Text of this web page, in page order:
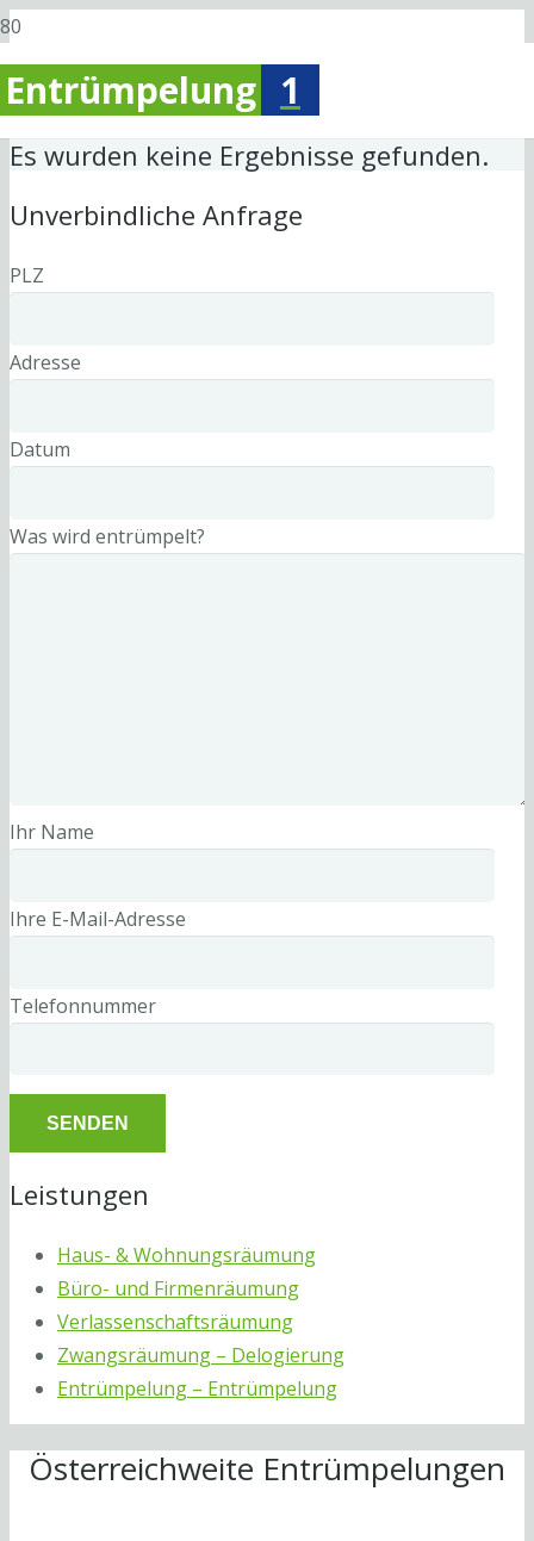
Entrümpelung 1
Es wurden keine Ergebnisse gefunden.
Unverbindliche Anfrage
PLZ
Adresse
Datum
Was wird entrümpelt?
Ihr Name
Ihre E-Mail-Adresse
Telefonnummer
Leistungen
Haus- & Wohnungsräumung
Büro- und Firmenräumung
Verlassenschaftsräumung
Zwangsräumung – Delogierung
Entrümpelung – Entrümpelung
Österreichweite Entrümpelungen